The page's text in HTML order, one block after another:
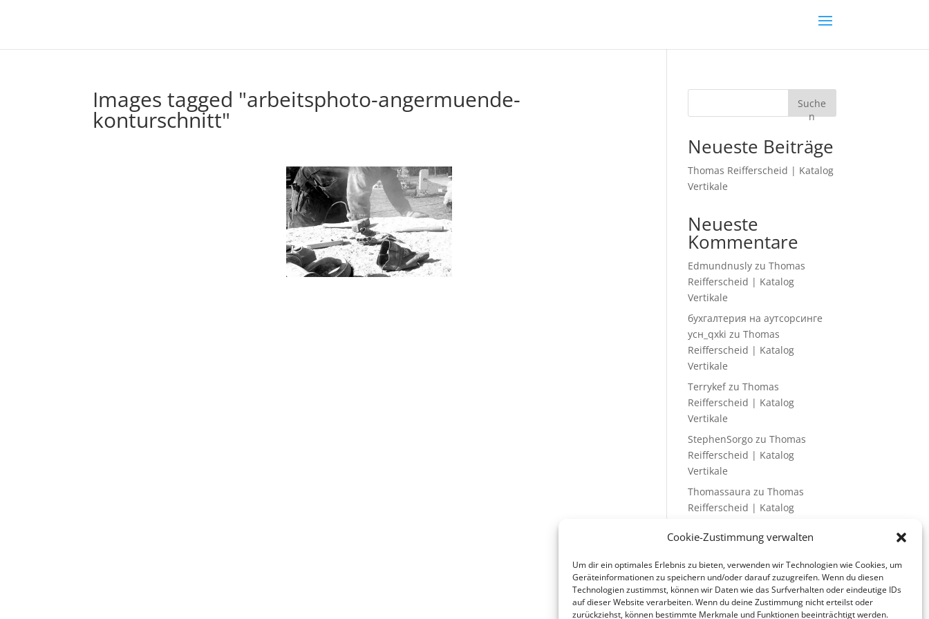
Cookie-Zustimmung verwalten
Um dir ein optimales Erlebnis zu bieten, verwenden wir Technologien wie Cookies, um
Geräteinformationen zu speichern und/oder darauf zuzugreifen. Wenn du diesen
Technologien zustimmst, können wir Daten wie das Surfverhalten oder eindeutige IDs
auf dieser Website verarbeiten. Wenn du deine Zustimmung nicht erteilst oder
zurückziehst, können bestimmte Merkmale und Funktionen beeinträchtigt werden.
Images tagged "arbeitsphoto-angermuende-
konturschnitt"
Suche
n
Neueste Beiträge
Thomas Reifferscheid | Katalog
Vertikale
Neueste
Kommentare
Edmundnuslyzu Thomas
Reifferscheid | Katalog
Vertikale
бухгалтерия на аутсорсинге
усн_qxki zu Thomas
Reifferscheid | Katalog
Vertikale
Terrykefzu Thomas
Reifferscheid | Katalog
Vertikale
StephenSorgozu Thomas
Reifferscheid | Katalog
Vertikale
Thomassaura zu Thomas
Reifferscheid | Katalog